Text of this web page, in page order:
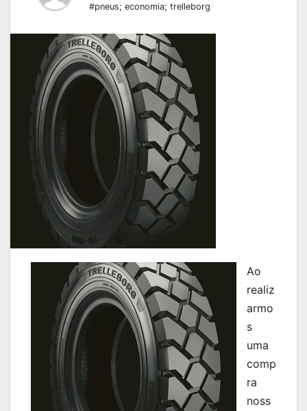
#pneus; economia; trelleborg
Ao
realiz
armo
s
uma
comp
ra
noss